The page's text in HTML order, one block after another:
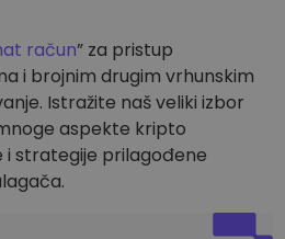
račun” za pristup
i brojnim drugim vrhunskim
Istražite naš veliki izbor
aspekte kripto
i strategije prilagođene